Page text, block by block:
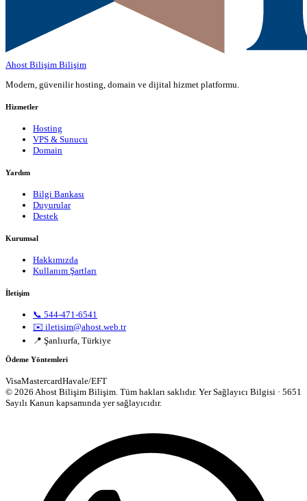
Ahost Bilişim Bilişim
Modern, güvenilir hosting, domain ve dijital hizmet platformu.
Hizmetler
Hosting
VPS & Sunucu
Domain
Yardım
Bilgi Bankası
Duyurular
Destek
Kurumsal
Hakkımızda
Kullanım Şartları
İletişim
📞 544-471-6541
✉️ iletisim@ahost.web.tr
📍 Şanlıurfa, Türkiye
Ödeme Yöntemleri
VisaMastercardHavale/EFT
© 2026 Ahost Bilişim Bilişim. Tüm hakları saklıdır. Yer Sağlayıcı Bilgisi · 5651
Sayılı Kanun kapsamında yer sağlayıcıdır.